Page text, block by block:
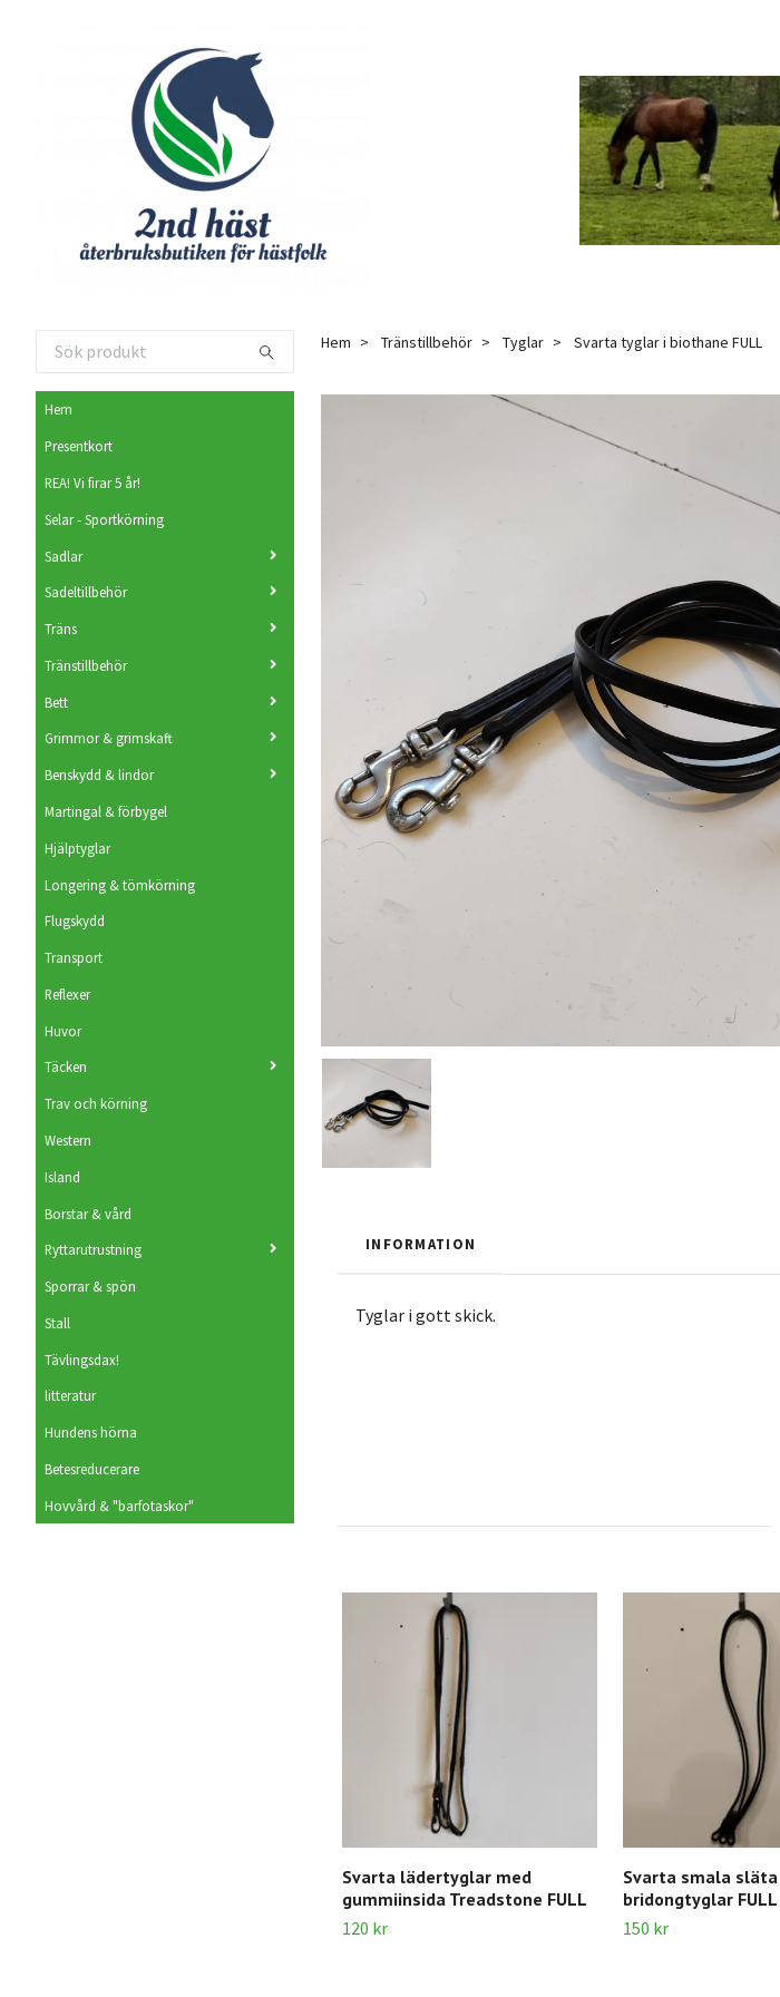
Hem
Presentkort
REA! Vi firar 5 år!
Selar - Sportkörning
Sadlar
Sadeltillbehör
Träns
Tränstillbehör
Bett
Grimmor & grimskaft
Benskydd & lindor
Martingal & förbygel
Hjälptyglar
Longering & tömkörning
Flugskydd
Transport
Reflexer
Huvor
Täcken
Trav och körning
Western
Island
Borstar & vård
Ryttarutrustning
Sporrar & spön
Stall
Tävlingsdax!
litteratur
Hundens hörna
Betesreducerare
Hovvård & "barfotaskor"
Hem Tränstillbehör Tyglar Svarta tyglar i biothane FULL
INFORMATION
Tyglar i gott skick.
Svarta lädertyglar med
gummiinsida Treadstone FULL
120 kr
Svarta smala släta
bridongtyglar FULL
150 kr